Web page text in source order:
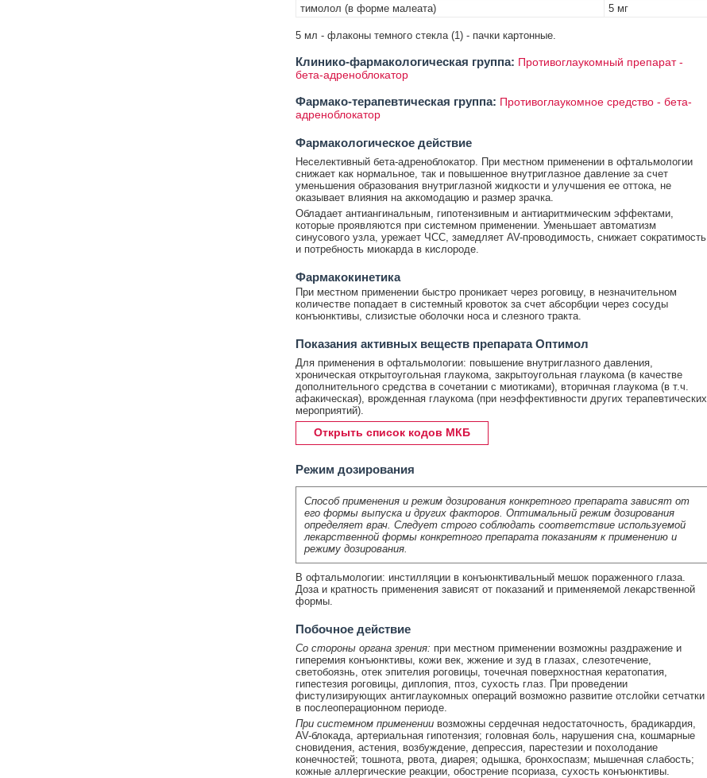
тимолол (в форме малеата)
5 мг
5 мл - флаконы темного стекла (1) - пачки картонные.
Клинико-фармакологическая группа: Противоглаукомный препарат -
бета-адреноблокатор
Фармако-терапевтическая группа: Противоглаукомное средство - бета-
адреноблокатор
Фармакологическое действие
Неселективный бета-адреноблокатор. При местном применении в офтальмологии
снижает как нормальное, так и повышенное внутриглазное давление за счет
уменьшения образования внутриглазной жидкости и улучшения ее оттока, не
оказывает влияния на аккомодацию и размер зрачка.
Обладает антиангинальным, гипотензивным и антиаритмическим эффектами,
которые проявляются при системном применении. Уменьшает автоматизм
синусового узла, урежает ЧСС, замедляет AV-проводимость, снижает сократимость
и потребность миокарда в кислороде.
Фармакокинетика
При местном применении быстро проникает через роговицу, в незначительном
количестве попадает в системный кровоток за счет абсорбции через сосуды
конъюнктивы, слизистые оболочки носа и слезного тракта.
Показания активных веществ препарата Оптимол
Для применения в офтальмологии: повышение внутриглазного давления,
хроническая открытоугольная глаукома, закрытоугольная глаукома (в качестве
дополнительного средства в сочетании с миотиками), вторичная глаукома (в т.ч.
афакическая), врожденная глаукома (при неэффективности других терапевтических
мероприятий).
Открыть список кодов МКБ
Режим дозирования
Способ применения и режим дозирования конкретного препарата зависят от
его формы выпуска и других факторов. Оптимальный режим дозирования
определяет врач. Следует строго соблюдать соответствие используемой
лекарственной формы конкретного препарата показаниям к применению и
режиму дозирования.
В офтальмологии: инстилляции в конъюнктивальный мешок пораженного глаза.
Доза и кратность применения зависят от показаний и применяемой лекарственной
формы.
Побочное действие
Со стороны органа зрения: при местном применении возможны раздражение и
гиперемия конъюнктивы, кожи век, жжение и зуд в глазах, слезотечение,
светобоязнь, отек эпителия роговицы, точечная поверхностная кератопатия,
гипестезия роговицы, диплопия, птоз, сухость глаз. При проведении
фистулизирующих антиглаукомных операций возможно развитие отслойки сетчатки
в послеоперационном периоде.
При системном применениивозможны сердечная недостаточность, брадикардия,
AV-блокада, артериальная гипотензия; головная боль, нарушения сна, кошмарные
сновидения, астения, возбуждение, депрессия, парестезии и похолодание
конечностей; тошнота, рвота, диарея; одышка, бронхоспазм; мышечная слабость;
кожные аллергические реакции, обострение псориаза, сухость конъюнктивы.